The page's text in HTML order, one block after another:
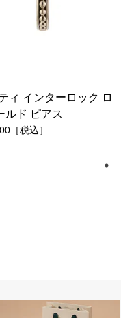
ィ インターロック ロ
ルド ピアス